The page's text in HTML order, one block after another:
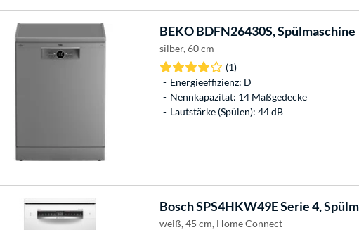
BEKOBDFN26430S, Spülmaschine
silber, 60 cm
(1)
Energieeffizienz: D
Nennkapazität: 14 Maßgedecke
Lautstärke (Spülen): 44 dB
BoschSPS4HKW49E Serie 4,
weiß, 45 cm, Home Connect